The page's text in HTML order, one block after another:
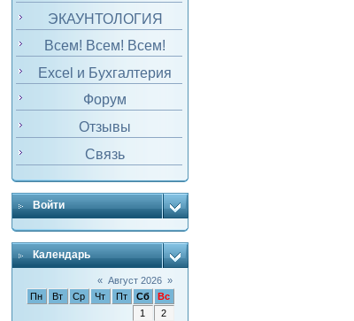
ЭКАУНТОЛОГИЯ
Всем! Всем! Всем!
Excel и Бухгалтерия
Форум
Отзывы
Связь
Войти
Календарь
« Август 2026 »
Пн
Вт Ср Чт Пт Сб
Вс
1
2